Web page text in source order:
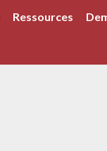
Ressources